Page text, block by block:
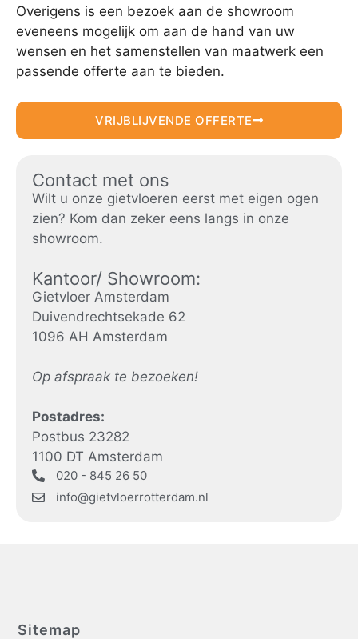
Overigens is een bezoek aan de showroom
eveneens mogelijk om aan de hand van uw
wensen en het samenstellen van maatwerk een
passende offerte aan te bieden.
VRIJBLIJVENDE OFFERTE
Contact met ons
Wilt u onze gietvloeren eerst met eigen ogen
zien? Kom dan zeker eens langs in onze
showroom.
Kantoor/ Showroom:
Gietvloer Amsterdam
Duivendrechtsekade 62
1096 AH Amsterdam
Op afspraak te bezoeken!
Postadres:
Postbus 23282
1100 DT Amsterdam
020 - 845 26 50
info@gietvloerrotterdam.nl
Sitemap